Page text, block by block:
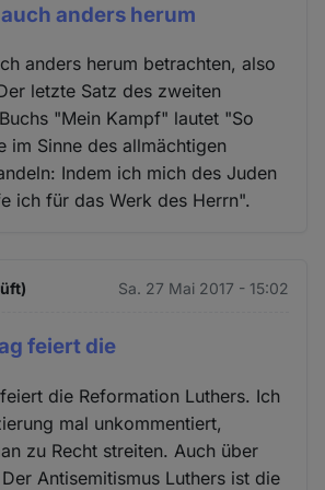
anders herum
anders herum betrachten, also
letzte Satz des zweiten
"Mein Kampf" lautet "So
im Sinne des allmächtigen
Indem ich mich des Juden
ich für das Werk des Herrn".
Sa. 27 Mai 2017 - 15:02
feiert die
die Reformation Luthers. Ich
mal unkommentiert,
zu Recht streiten. Auch über
Antisemitismus Luthers ist die